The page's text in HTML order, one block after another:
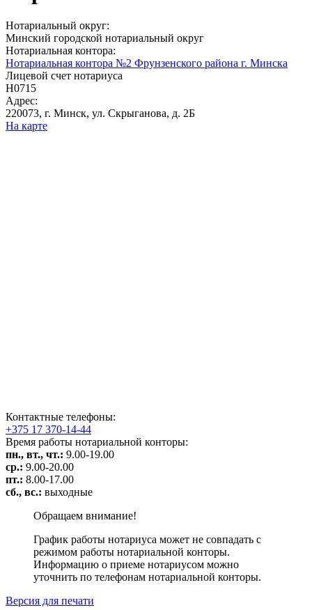
Нотариальный округ:
Минский городской нотариальный округ
Нотариальная контора:
Нотариальная контора №2 Фрунзенского района г. Минска
Лицевой счет нотариуса
Н0715
Адрес:
220073, г. Минск, ул. Скрыганова, д. 2Б
На карте
Контактные телефоны:
+375 17 370-14-44
Время работы нотариальной конторы:
пн., вт., чт.: 9.00-19.00
ср.: 9.00-20.00
пт.: 8.00-17.00
сб., вс.: выходные
Обращаем внимание!
График работы нотариуса может не совпадать с
режимом работы нотариальной конторы.
Информацию о приеме нотариусом можно
уточнить по телефонам нотариальной конторы.
Версия для печати